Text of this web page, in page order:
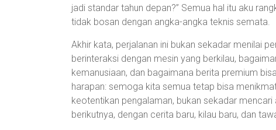
jadi standar tahun depan?” Semua hal itu aku
tidak bosan dengan angka-angka teknis semata.
Akhir kata, perjalanan ini bukan sekadar menilai
berinteraksi dengan mesin yang berkilau,
kemanusiaan, dan bagaimana berita premium
harapan: semoga kita semua tetap bisa
keotentikan pengalaman, bukan sekadar
berikutnya, dengan cerita baru, kilau baru, dan